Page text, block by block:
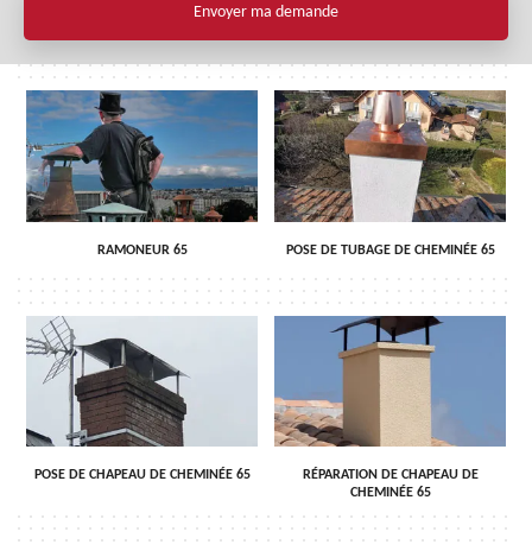
RAMONEUR 65 POSE DE TUBAGE DE CHEMINÉE 65
POSE DE CHAPEAU DE CHEMINÉE 65
RÉPARATION DE CHAPEAU DE
CHEMINÉE 65